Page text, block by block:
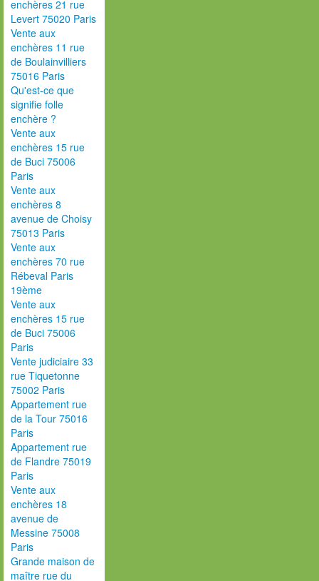
enchères 21 rue
Levert 75020 Paris
Vente aux
enchères 11 rue
de Boulainvilliers
75016 Paris
Qu'est-ce que
signifie folle
enchère ?
Vente aux
enchères 15 rue
de Buci 75006
Paris
Vente aux
enchères 8
avenue de Choisy
75013 Paris
Vente aux
enchères 70 rue
Rébeval Paris
19ème
Vente aux
enchères 15 rue
de Buci 75006
Paris
Vente judiciaire 33
rue Tiquetonne
75002 Paris
Appartement rue
de la Tour 75016
Paris
Appartement rue
de Flandre 75019
Paris
Vente aux
enchères 18
avenue de
Messine 75008
Paris
Grande maison de
maître rue du